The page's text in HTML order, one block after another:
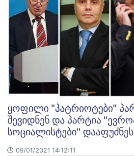
ყოფილი "პატრიოტები"
შევიდნენ და პარტია
სოციალისტები" დააფუძნეს
09/01/2021 14:12:11